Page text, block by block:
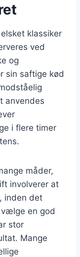
klassiker
ved
og
sin saftige kød
anvendes
i flere timer
måder,
involverer at
inden det
en god
stor
Mange